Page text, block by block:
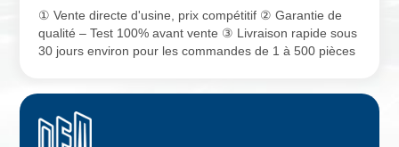
① Vente directe d'usine, prix compétitif ② Garantie de
qualité – Test 100% avant vente ③ Livraison rapide sous
30 jours environ pour les commandes de 1 à 500 pièces